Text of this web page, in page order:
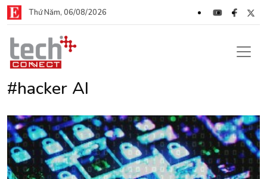
Thứ Năm, 06/08/2026
#hacker AI